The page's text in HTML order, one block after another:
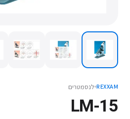
REXXAM לנסמטרים
LM-15